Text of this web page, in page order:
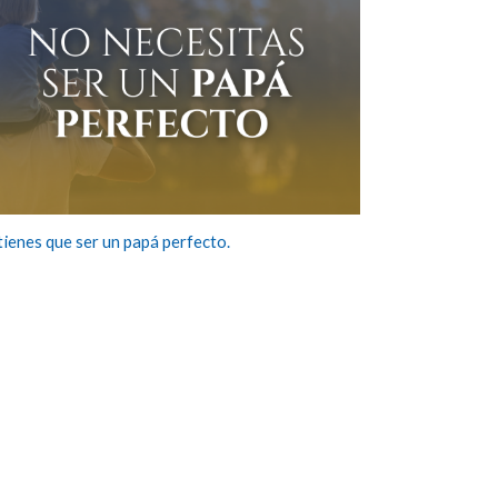
que ser un papá perfecto.